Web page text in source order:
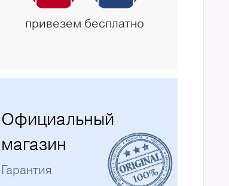
привезем бесплатно
Официальный
магазин
Гарантия